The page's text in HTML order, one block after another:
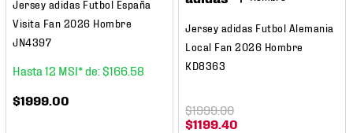
Jersey adidas Futbol España
Visita Fan 2026 Hombre
JN4397
12 $166 58
$1999.00
Jersey adidas Futbol Alemania
Local Fan 2026 Hombre
KD8363
$1199.40
$1999.00